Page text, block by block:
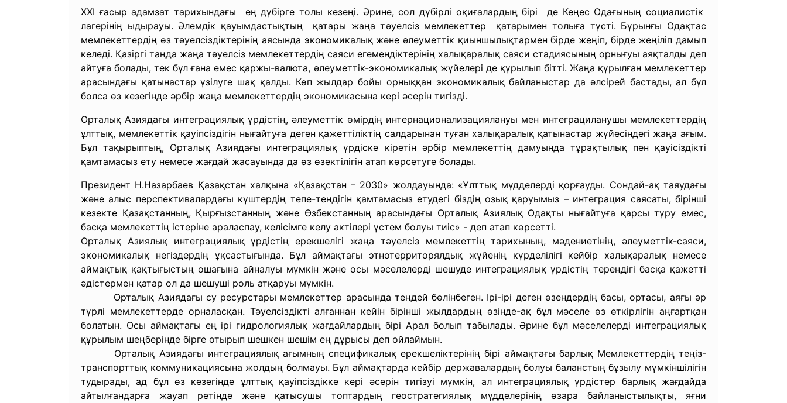
XXІ ғасыр адамзат тарихындағы ең дүбірге толы кезеңі. Әрине, сол дүбірлі оқиғалардың бірі де Кеңес Одағының социалистік
лагерінің ыдырауы. Әлемдік қауымдастықтың қатары жаңа тәуелсіз мемлекеттер қатарымен толыға түсті. Бұрынғы Одақтас
мемлекеттердің өз тәуелсіздіктерінің аясында экономикалық және әлеуметтік қиыншылықтармен бірде жеңіп, бірде жеңіліп дамып
келеді. Қазіргі таңда жаңа тәуелсіз мемлекеттердің саяси егемендіктерінің халықаралық саяси стадиясының орнығуы аяқталды деп
айтуға болады, тек бұл ғана емес қаржы-валюта, әлеуметтік-экономикалық жүйелері де құрылып бітті. Жаңа құрылған мемлекеттер
арасындағы қатынастар үзілуге шақ қалды. Көп жылдар бойы орныққан экономикалық байланыстар да әлсірей бастады, ал бұл
болса өз кезегінде әрбір жаңа мемлекеттердің экономикасына кері әсерін тигізді.
Орталық Азиядағы интеграциялық үрдістің, әлеуметтік өмірдің интернационализациялануы мен интеграциланушы мемлекеттердің
ұлттық, мемлекеттік қауіпсіздігін нығайтуға деген қажеттіліктің салдарынан туған халықаралық қатынастар жүйесіндегі жаңа ағым.
Бұл тақырыптың, Орталық Азиядағы интеграциялық үрдіске кіретін әрбір мемлекеттің дамуында тұрақтылық пен қауісіздікті
қамтамасыз ету немесе жағдай жасауында да өз өзектілігін атап көрсетуге болады.
Президент Н.Назарбаев Қазақстан халқына «Қазақстан – 2030» жолдауында: «Ұлттық мүдделерді қорғауды. Сондай-ақ таяудағы
және алыс перспективалардағы күштердің тепе-теңдігін қамтамасыз етудегі біздің озық қаруымыз – интеграция саясаты, бірінші
кезекте Қазақстанның, Қырғызстанның және Өзбекстанның арасындағы Орталық Азиялық Одақты нығайтуға қарсы тұру емес,
басқа мемлекеттің істеріне араласпау, келісімге келу актілері үстем болуы тиіс» - деп атап көрсетті.
Орталық Азиялық интеграциялық үрдістің ерекшелігі жаңа тәуелсіз мемлекеттің тарихының, мәдениетінің, әлеуметтік-саяси,
экономикалық негіздердің ұқсастығында. Бұл аймақтағы этнотерриторялдық жүйенің күрделілігі кейбір халықаралық немесе
аймақтық қақтығыстың ошағына айналуы мүмкін және осы мәселелерді шешуде интеграциялық үрдістің тереңдігі басқа қажетті
әдістермен қатар ол да шешуші роль атқаруы мүмкін.
Орталық Азиядағы су ресурстары мемлекеттер арасында теңдей бөлінбеген. Ірі-ірі деген өзендердің басы, ортасы, аяғы әр
түрлі мемлекеттерде орналасқан. Тәуелсіздікті алғаннан кейін бірінші жылдардың өзінде-ақ бұл мәселе өз өткірлігін аңғартқан
болатын. Осы аймақтағы ең ірі гидрологиялық жағдайлардың бірі Арал болып табылады. Әрине бұл мәселелерді интеграциялық
құрылым шеңберінде бірге отырып шешкен шешім ең дұрысы деп ойлаймын.
Орталық Азиядағы интеграциялық ағымның спецификалық ерекшеліктерінің бірі аймақтағы барлық Мемлекеттердің теңіз-
транспорттық коммуникациясына жолдың болмауы. Бұл аймақтарда кейбір державалардың болуы баланстың бұзылу мүмкіншілігін
тудырады, ад бұл өз кезегінде ұлттық қауіпсіздікке кері әсерін тигізуі мүмкін, ал интеграциялық үрдістер барлық жағдайда
айтылғандарға жауап ретінде және қатысушы топтардың геостратегиялық мүдделерінің өзара байланыстылықты, яғни